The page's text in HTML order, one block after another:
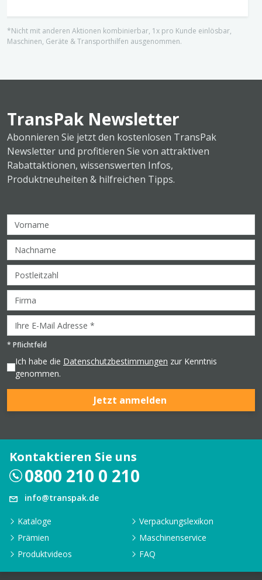
*Nicht mit anderen Aktionen kombinierbar, 1x pro Kunde einlösbar,
Maschinen, Geräte & Transporthilfen ausgenommen.
TransPak Newsletter
Abonnieren Sie jetzt den kostenlosen TransPak
Newsletter und profitieren Sie von attraktiven
Rabattaktionen, wissenswerten Infos,
Produktneuheiten & hilfreichen Tipps.
* Pflichtfeld
Ich habe die Datenschutzbestimmungen zur Kenntnis
genommen.
Jetzt anmelden
Kontaktieren Sie uns
0800 210 0 210
info@transpak.de
Kataloge
Verpackungslexikon
Prämien
Maschinenservice
Produktvideos
FAQ